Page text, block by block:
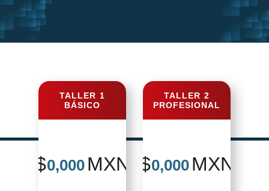
LA
OPORTUNIDAD
de ser parte del evento ...
TALLER 1
BÁSICO
$0,000 MXN
TALLER 2
PROFESIONAL
$0,000 MXN